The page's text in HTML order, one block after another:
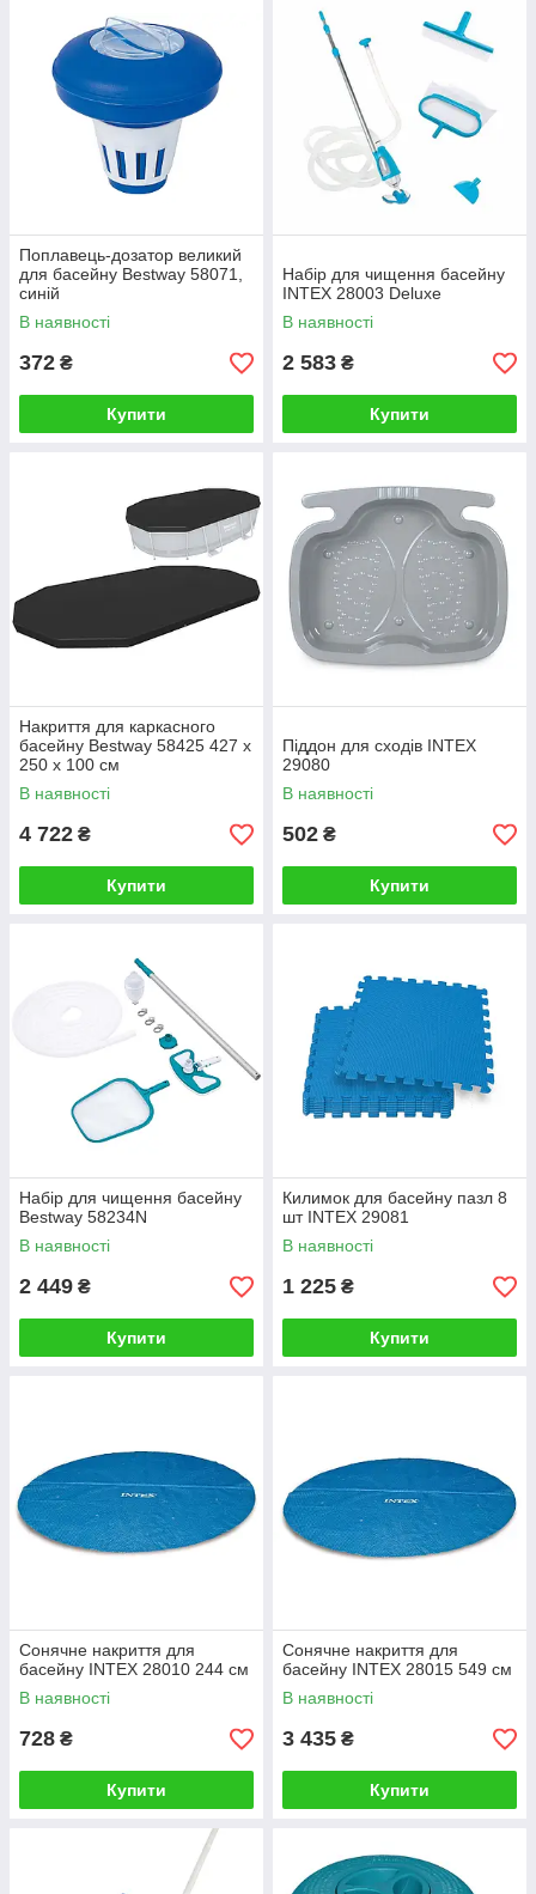
Поплавець-дозатор великий
для басейну Bestway 58071,
синій
В наявності
372 ₴
Купити
Набір для чищення басейну
INTEX 28003 Deluxe
В наявності
2 583 ₴
Купити
Накриття для каркасного
басейну Bestway 58425 427 x
250 x 100 см
В наявності
4 722 ₴
Купити
Піддон для сходів INTEX
29080
В наявності
502 ₴
Купити
Набір для чищення басейну
Bestway 58234N
В наявності
2 449 ₴
Купити
Килимок для басейну пазл 8
шт INTEX 29081
В наявності
1 225 ₴
Купити
Сонячне накриття для
басейну INTEX 28010 244 см
В наявності
728 ₴
Купити
Сонячне накриття для
басейну INTEX 28015 549 см
В наявності
3 435 ₴
Купити